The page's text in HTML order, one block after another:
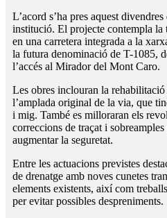
L’acord s’ha pres aquest
institució. El projecte contempla la
en una carretera integrada a la
la futura denominació de T-1085,
l’accés al Mirador del Mont Caro.
Les obres inclouran la
l’amplada original de la via, que
i mig. També es milloraran els
correccions de traçat i
augmentar la seguretat.
Entre les actuacions previstes
de drenatge amb noves cunetes
elements existents, així com
per evitar possibles despreniments.